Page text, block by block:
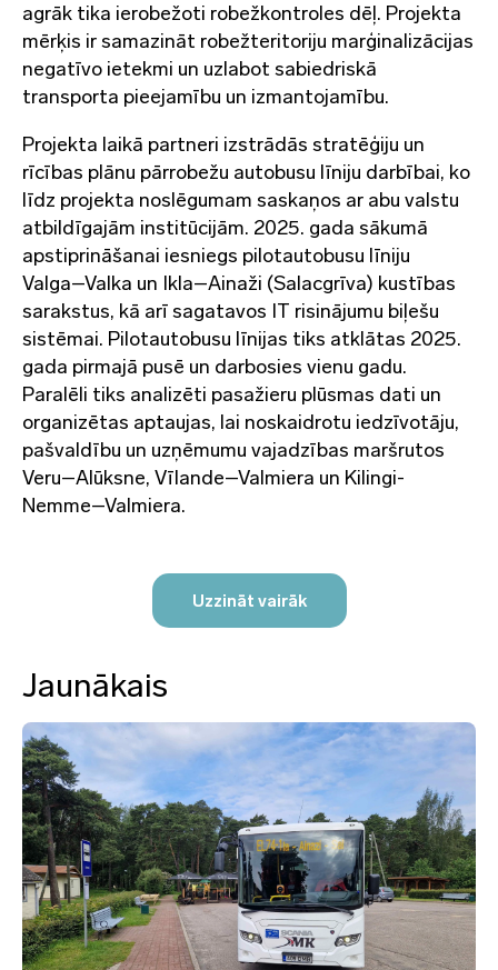
agrāk tika ierobežoti robežkontroles dēļ. Projekta
mērķis ir samazināt robežteritoriju marģinalizācijas
negatīvo ietekmi un uzlabot sabiedriskā
transporta pieejamību un izmantojamību.
Projekta laikā partneri izstrādās stratēģiju un
rīcības plānu pārrobežu autobusu līniju darbībai, ko
līdz projekta noslēgumam saskaņos ar abu valstu
atbildīgajām institūcijām. 2025. gada sākumā
apstiprināšanai iesniegs pilotautobusu līniju
Valga–Valka un Ikla–Ainaži (Salacgrīva) kustības
sarakstus, kā arī sagatavos IT risinājumu biļešu
sistēmai. Pilotautobusu līnijas tiks atklātas 2025.
gada pirmajā pusē un darbosies vienu gadu.
Paralēli tiks analizēti pasažieru plūsmas dati un
organizētas aptaujas, lai noskaidrotu iedzīvotāju,
pašvaldību un uzņēmumu vajadzības maršrutos
Veru–Alūksne, Vīlande–Valmiera un Kilingi-
Nemme–Valmiera.
Uzzināt vairāk
Jaunākais